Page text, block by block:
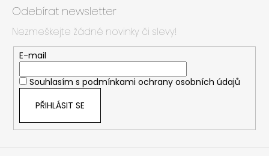
m
e
Odebírat newsletter
Nezmeškejte žádné novinky či slevy!
E-mail
Souhlasím s podmínkami ochrany osobních údajů
PŘIHLÁSIT SE